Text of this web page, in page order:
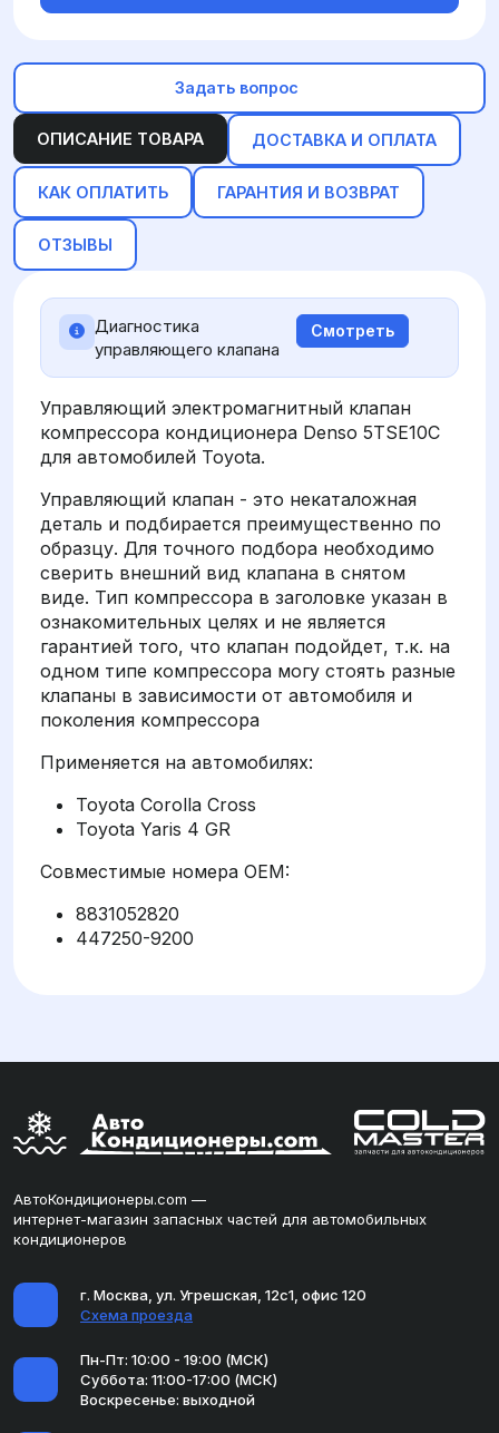
ОПИСАНИЕ ТОВАРА ДОСТАВКА И ОПЛАТА
КАК ОПЛАТИТЬ ГАРАНТИЯ И ВОЗВРАТ
ОТЗЫВЫ
Диагностика
управляющего клапана
Смотреть
Управляющий электромагнитный клапан
компрессора кондиционера Denso 5TSE10C
для автомобилей Toyota.
Управляющий клапан - это некаталожная
деталь и подбирается преимущественно по
образцу. Для точного подбора необходимо
сверить внешний вид клапана в снятом
виде. Тип компрессора в заголовке указан в
ознакомительных целях и не является
гарантией того, что клапан подойдет, т.к. на
одном типе компрессора могу стоять разные
клапаны в зависимости от автомобиля и
поколения компрессора
Применяется на автомобилях:
Toyota Corolla Cross
Toyota Yaris 4 GR
Совместимые номера OEM:
8831052820
447250-9200
Задать вопрос
АвтоКондиционеры.com —
интернет-магазин запасных частей для автомобильных
кондиционеров
г. Москва, ул. Угрешская, 12с1, офис 120
Схема проезда
Пн-Пт: 10:00 - 19:00 (МСК)
Суббота: 11:00-17:00 (МСК)
Воскресенье: выходной